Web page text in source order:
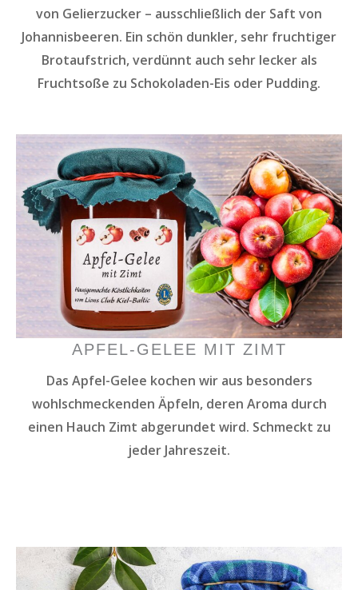
von Gelierzucker – ausschließlich der Saft von
Johannisbeeren. Ein schön dunkler, sehr fruchtiger
Brotaufstrich, verdünnt auch sehr lecker als
Fruchtsoße zu Schokoladen-Eis oder Pudding.
Das Apfel-Gelee kochen wir aus besonders
wohlschmeckenden Äpfeln, deren Aroma durch
einen Hauch Zimt abgerundet wird. Schmeckt zu
jeder Jahreszeit.
APFEL-GELEE MIT ZIMT